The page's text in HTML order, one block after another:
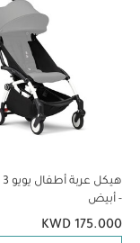
- أبيض
KWD 175.000